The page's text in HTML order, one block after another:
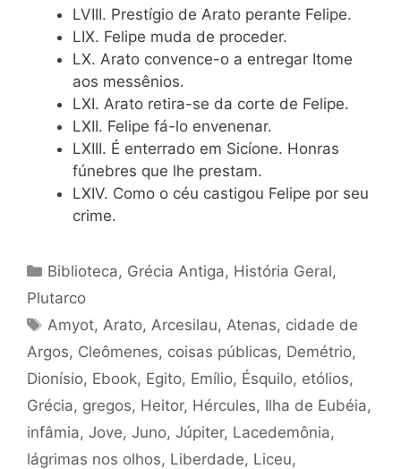
LVIII. Prestígio de Arato perante Felipe.
LIX. Felipe muda de proceder.
LX. Arato convence-o a entregar Itome
aos messênios.
LXI. Arato retira-se da corte de Felipe.
LXII. Felipe fá-lo envenenar.
LXIII. É enterrado em Sicíone. Honras
fúnebres que lhe prestam.
LXIV. Como o céu castigou Felipe por seu
crime.
Categorias
Biblioteca, Grécia Antiga, História Geral,
Plutarco
Tags
Amyot, Arato, Arcesilau, Atenas, cidade de
Argos, Cleômenes, coisas públicas, Demétrio,
Dionísio, Ebook, Egito, Emílio, Ésquilo, etólios,
Grécia, gregos, Heitor, Hércules, Ilha de Eubéia,
infâmia, Jove, Juno, Júpiter, Lacedemônia,
lágrimas nos olhos, Liberdade, Liceu,